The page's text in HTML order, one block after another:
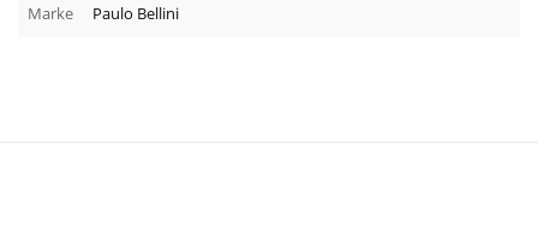
Marke Paulo Bellini